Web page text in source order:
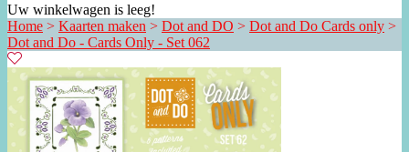
Uw winkelwagen is leeg!
Home > Kaarten maken > Dot and DO > Dot and Do Cards only >
Dot and Do - Cards Only - Set 062